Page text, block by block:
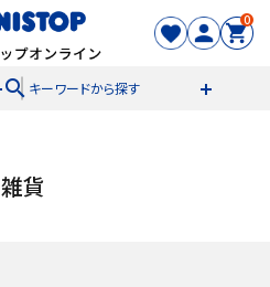
0
search キーワードから探す
雑貨